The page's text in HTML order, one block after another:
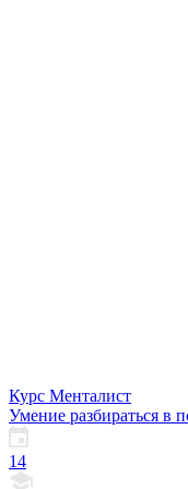
Курс Менталист
Умение разбираться в
14